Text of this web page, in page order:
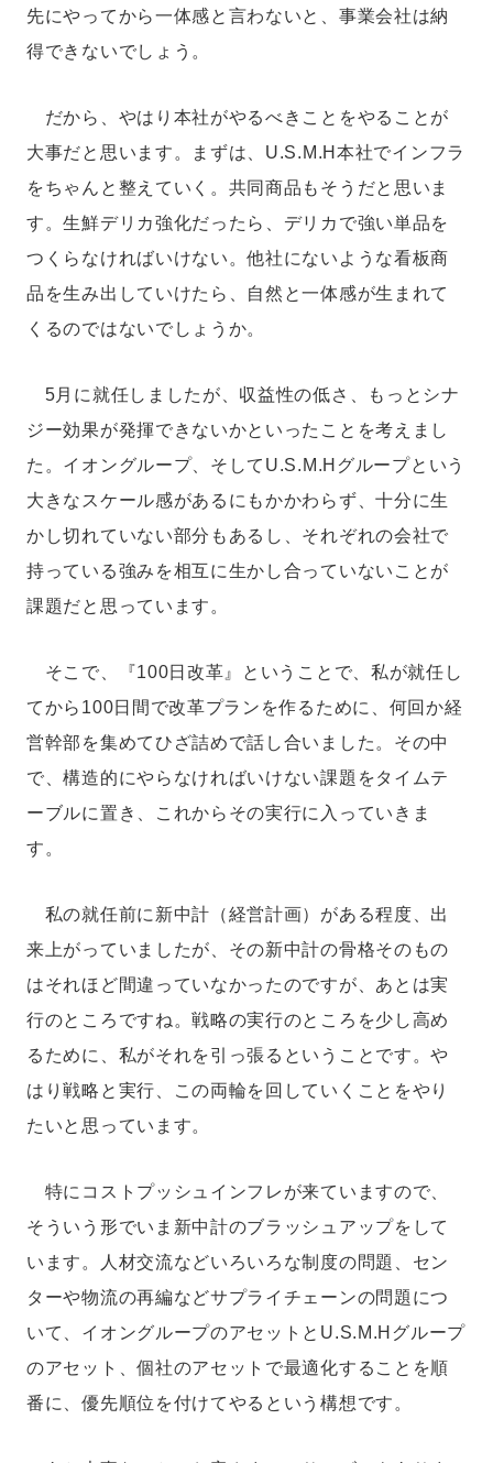
先にやってから一体感と言わないと、事業会社は納
得できないでしょう。
だから、やはり本社がやるべきことをやることが
大事だと思います。まずは、U.S.M.H本社でインフラ
をちゃんと整えていく。共同商品もそうだと思いま
す。生鮮デリカ強化だったら、デリカで強い単品を
つくらなければいけない。他社にないような看板商
品を生み出していけたら、自然と一体感が生まれて
くるのではないでしょうか。
5月に就任しましたが、収益性の低さ、もっとシナ
ジー効果が発揮できないかといったことを考えまし
た。イオングループ、そしてU.S.M.Hグループという
大きなスケール感があるにもかかわらず、十分に生
かし切れていない部分もあるし、それぞれの会社で
持っている強みを相互に生かし合っていないことが
課題だと思っています。
そこで、『100日改革』ということで、私が就任し
てから100日間で改革プランを作るために、何回か経
営幹部を集めてひざ詰めで話し合いました。その中
で、構造的にやらなければいけない課題をタイムテ
ーブルに置き、これからその実行に入っていきま
す。
私の就任前に新中計（経営計画）がある程度、出
来上がっていましたが、その新中計の骨格そのもの
はそれほど間違っていなかったのですが、あとは実
行のところですね。戦略の実行のところを少し高め
るために、私がそれを引っ張るということです。や
はり戦略と実行、この両輪を回していくことをやり
たいと思っています。
特にコストプッシュインフレが来ていますので、
そういう形でいま新中計のブラッシュアップをして
います。人材交流などいろいろな制度の問題、セン
ターや物流の再編などサプライチェーンの問題につ
いて、イオングループのアセットとU.S.M.Hグループ
のアセット、個社のアセットで最適化することを順
番に、優先順位を付けてやるという構想です。